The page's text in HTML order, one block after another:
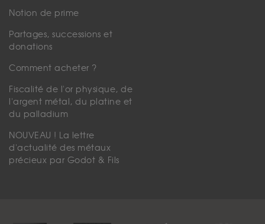
Notion de prime
Partages, successions et
donations
Comment acheter ?
Fiscalité de l'or physique, de
l'argent métal, du platine et
du palladium
NOUVEAU ! La lettre
d'actualité des métaux
précieux par Godot & Fils